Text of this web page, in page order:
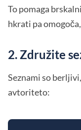
To pomaga
hkrati pa
2. Združite
Seznami so
avtoriteto: